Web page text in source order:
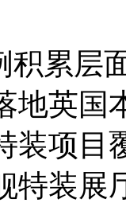
积累层
地英国
装项目
特装展